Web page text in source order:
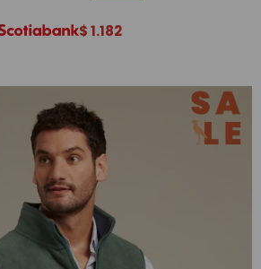
$1.182